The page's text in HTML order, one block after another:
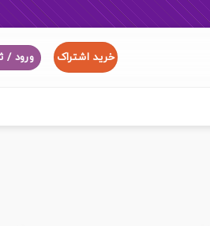
خرید اشتراک ورود /